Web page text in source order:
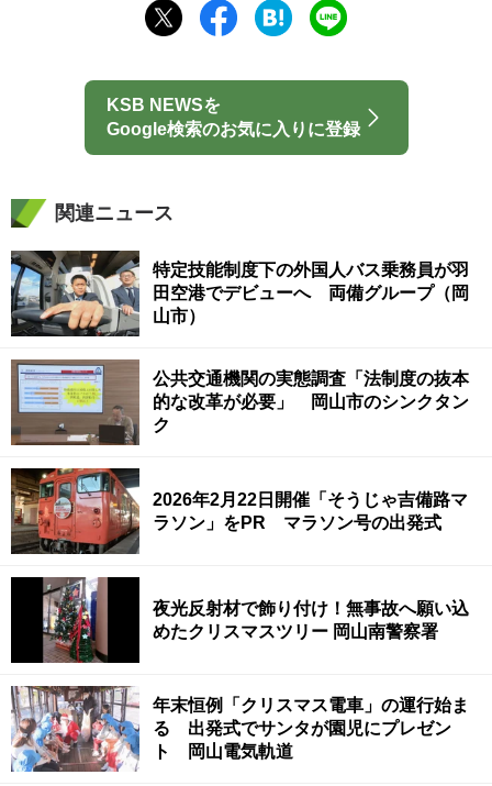
KSB NEWSを
Google検索のお気に入りに登録
関連ニュース
特定技能制度下の外国人バス乗務員が羽
田空港でデビューへ 両備グループ（岡
山市）
公共交通機関の実態調査「法制度の抜本
的な改革が必要」 岡山市のシンクタン
ク
2026年2月22日開催「そうじゃ吉備路マ
ラソン」をPR マラソン号の出発式
夜光反射材で飾り付け！無事故へ願い込
めたクリスマスツリー 岡山南警察署
年末恒例「クリスマス電車」の運行始ま
る 出発式でサンタが園児にプレゼン
ト 岡山電気軌道